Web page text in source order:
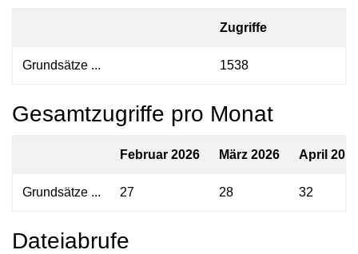
Zugriffe
Grundsätze ... 1538
Gesamtzugriffe pro Monat
Februar 2026 März 2026 April
Grundsätze ... 27 28 32
Dateiabrufe